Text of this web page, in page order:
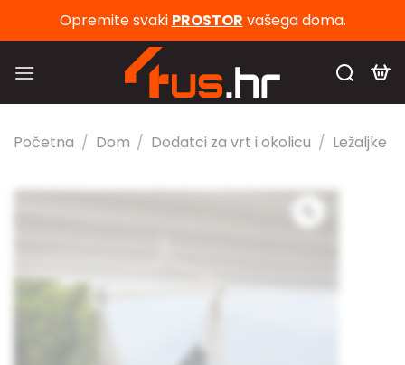
Opremite svaki PROSTOR vašega doma.
Početna / Dom / Dodatci za vrt i okolicu / Ležaljke